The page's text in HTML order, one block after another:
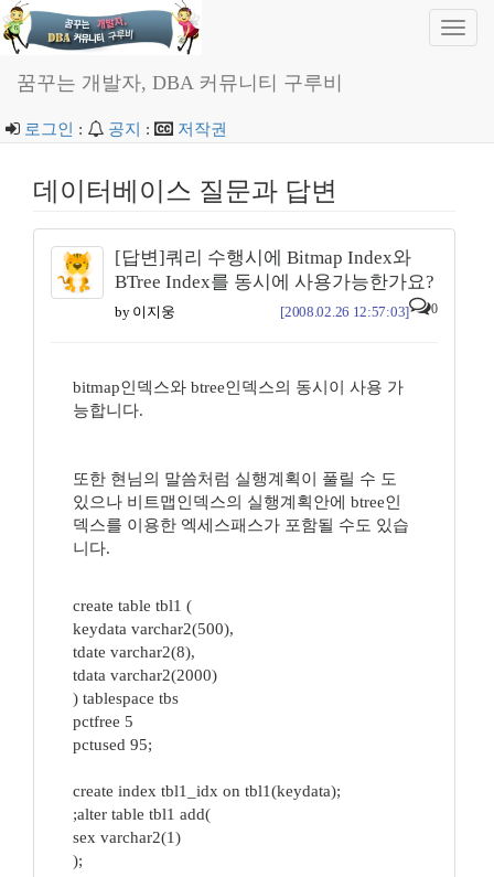
꿈꾸는 개발자, DBA 커뮤니티 구루비
로그인 : 공지 : 저작권
데이터베이스 질문과 답변
[답변]쿼리 수행시에 Bitmap Index와
BTree Index를 동시에 사용가능한가요?
0
by 이지웅 [2008.02.26 12:57:03]
bitmap인덱스와 btree인덱스의 동시이 사용 가
능합니다.
또한 현님의 말씀처럼 실행계획이 풀릴 수 도
있으나 비트맵인덱스의 실행계획안에 btree인
덱스를 이용한 엑세스패스가 포함될 수도 있습
니다.
create table tbl1 (
keydata varchar2(500),
tdate varchar2(8),
tdata varchar2(2000)
) tablespace tbs
pctfree 5
pctused 95;
create index tbl1_idx on tbl1(keydata);
;alter table tbl1 add(
sex varchar2(1)
);